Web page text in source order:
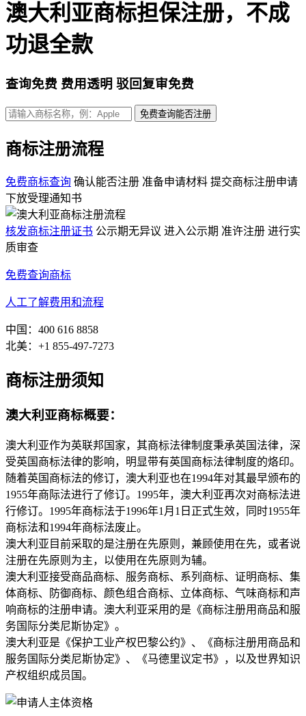
澳大利亚商标担保注册，不成
功退全款
查询免费 费用透明 驳回复审免费
免费查询能否注册
商标注册流程
免费商标查询 确认能否注册 准备申请材料 提交商标注册申请
下放受理通知书
核发商标注册证书 公示期无异议 进入公示期 准许注册 进行实
质审查
免费查询商标
人工了解费用和流程
中国：400 616 8858
北美：+1 855-497-7273
商标注册须知
澳大利亚商标概要：
澳大利亚作为英联邦国家，其商标法律制度秉承英国法律，深
受英国商标法律的影响，明显带有英国商标法律制度的烙印。
随着英国商标法的修订，澳大利亚也在1994年对其最早颁布的
1955年商际法进行了修订。1995年，澳大利亚再次对商标法进
行修订。1995年商标法于1996年1月1日正式生效，同时1955年
商标法和1994年商标法废止。
澳大利亚目前采取的是注册在先原则，兼顾使用在先，或者说
注册在先原则为主，以使用在先原则为辅。
澳大利亚接受商品商标、服务商标、系列商标、证明商标、集
体商标、防御商标、颜色组合商标、立体商标、气味商标和声
响商标的注册申请。澳大利亚采用的是《商标注册用商品和服
务国际分类尼斯协定》。
澳大利亚是《保护工业产权巴黎公约》、《商标注册用商品和
服务国际分类尼斯协定》、《马德里议定书》，以及世界知识
产权组织成员国。